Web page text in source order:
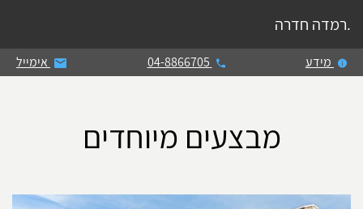
.רמדה חדרה
מידע 04-8866705 אימייל
מבצעים מיוחדים